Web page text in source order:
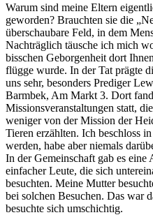
Warum sind meine Eltern
geworden? Brauchten sie die
überschaubare Feld, in dem
Nachträglich täusche ich mich
bisschen Geborgenheit dort
flügge wurde. In der Tat prägte
uns sehr, besonders Prediger
Barmbek, Am Markt 3. Dort
Missionsveranstaltungen statt,
weniger von der Mission der
Tieren erzählten. Ich beschloss
werden, habe aber niemals
In der Gemeinschaft gab es eine
einfacher Leute, die sich
besuchten. Meine Mutter
bei solchen Besuchen. Das war
besuchte sich umschichtig.